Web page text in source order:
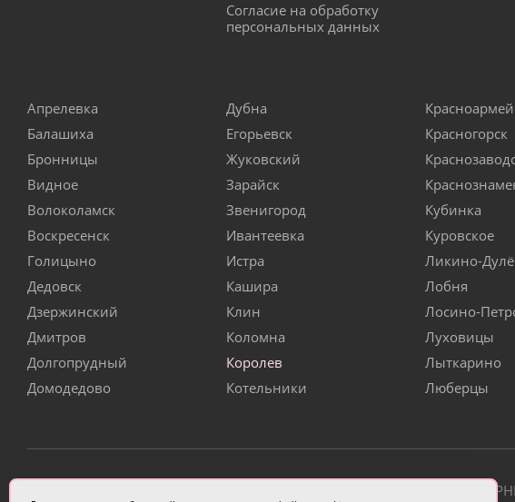
Согласие на обработку
персональных данных
Апрелевка
Балашиха
Бронницы
Видное
Волоколамск
Воскресенск
Голицыно
Дедовск
Дзержинский
Дмитров
Долгопрудный
Домодедово
Дубна
Егорьевск
Жуковский
Зарайск
Звенигород
Ивантеевка
Истра
Кашира
Клин
Коломна
Королев
Котельники
Красногорск
Кубинка
Куровское
Ликино-
Лобня
Лосино-
Луховицы
Лыткарино
Люберцы
ИП Чулкова Анастасия Александровна ИНН 331405822720 | ОГРН/